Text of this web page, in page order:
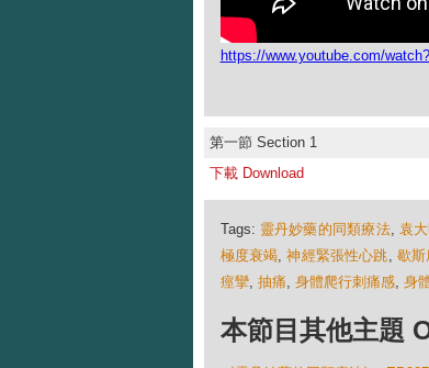
https://www.youtube.com/
第一節 Section 1
下載 Download
Tags: 靈丹妙藥的同類療法, 袁大
極度衰竭,神經緊張性心跳, 歇斯
痙攣, 抽痛, 身體爬行刺痛感, 身
本節目其他主題